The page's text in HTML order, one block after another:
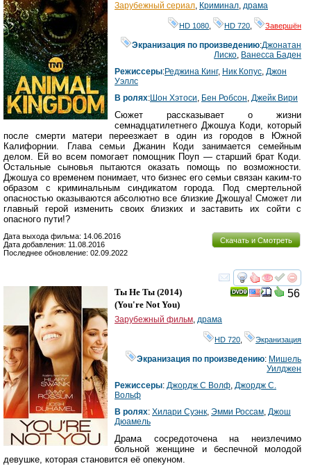
Зарубежный сериал, Криминал, драма
HD 1080, HD 720, Завершён
Экранизация по произведению:Джонатан
Лиско, Ванесса Баден
Режиссеры:Реджина Кинг, Ник Копус, Джон
Уэллс
В ролях:Шон Хэтоси, Бен Робсон, Джейк Вири
Сюжет рассказывает о жизни
семнадцатилетнего Джошуа Коди, который
после смерти матери переезжает в один из городов в Южной
Калифорнии. Глава семьи Джанин Коди занимается семейным
делом. Ей во всем помогает помощник Поуп — старший брат Коди.
Остальные сыновья пытаются оказать помощь по возможности.
Джошуа со временем понимает, что бизнес его семьи связан каким-то
образом с криминальным синдикатом города. Под смертельной
опасностью оказываются абсолютно все близкие Джошуа! Сможет ли
главный герой изменить своих близких и заставить их сойти с
опасного пути!?
Скачать и Смотреть
Дата выхода фильма: 14.06.2016
Дата добавления: 11.08.2016
Последнее обновление: 02.09.2022
смотреть
56
Ты Не Ты (2014)
(You're Not You)
Зарубежный фильм, драма
HD 720 Экранизация
Экранизация по произведению: Мишель
Уилджен
Режиссеры: Джордж С Волф, Джордж С.
Вольф
В ролях: Хилари Суэнк, Эмми Россам, Джош
Дюамель
Драма сосредоточена на неизлечимо
больной женщине и беспечной молодой
девушке, которая становится её опекуном.